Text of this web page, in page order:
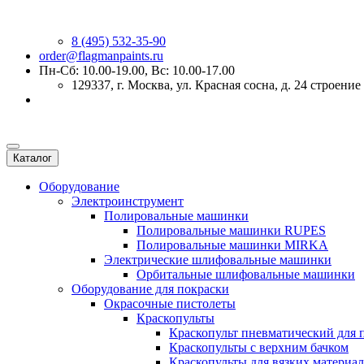
8 (495) 532-35-90
order@flagmanpaints.ru
Пн-Сб: 10.00-19.00, Вс: 10.00-17.00
129337, г. Москва, ул. Красная сосна, д. 24 строение
Каталог
Оборудование
Электроинструмент
Полировальные машинки
Полировальные машинки RUPES
Полировальные машинки MIRKA
Электрические шлифовальные машинки
Орбитальные шлифовальные машинки
Оборудование для покраски
Окрасочные пистолеты
Краскопульты
Краскопульт пневматический для
Краскопульты с верхним бачком